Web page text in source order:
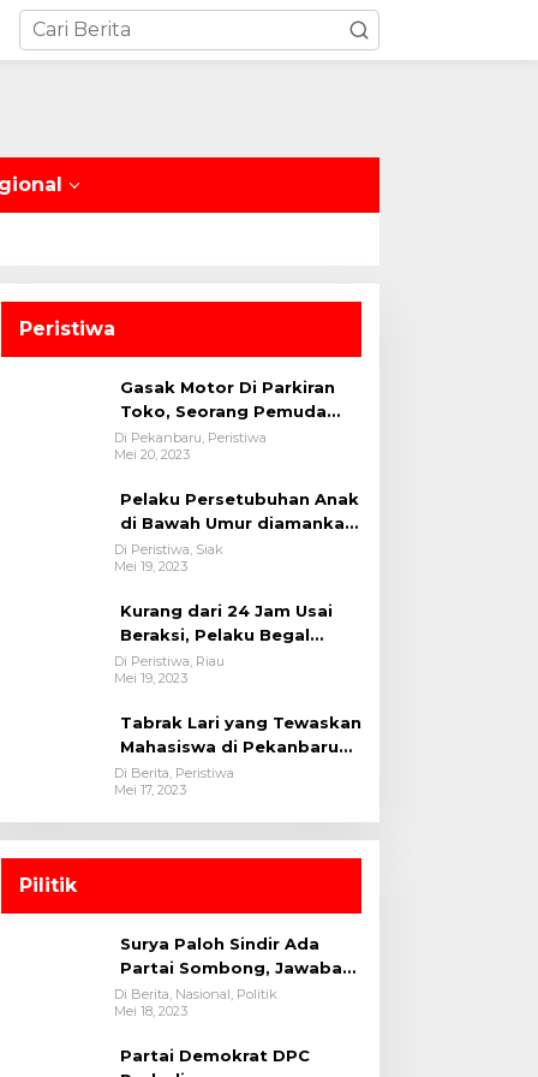
Peristiwa
Gasak Motor Di Parkiran
Toko, Seorang Pemuda
Diamankan Polsek Bukit
Raya
Di Pekanbaru, Peristiwa
Mei 20, 2023
Pelaku Persetubuhan Anak
di Bawah Umur diamankan
oleh tim Opsnal Polsek
Tualang-Polres Siak-Polda
Di Peristiwa, Siak
Mei 19, 2023
Kurang dari 24 Jam Usai
Beraksi, Pelaku Begal
Berhasil Di Bekuk
Satreskrim Polres
Di Peristiwa, Riau
Mei 19, 2023
Tabrak Lari yang Tewaskan
Mahasiswa di Pekanbaru
Ditangkap Polisi
Di Berita, Peristiwa
Mei 17, 2023
Pilitik
Surya Paloh Sindir Ada
Partai Sombong, Jawaban
Megawati
Di Berita, Nasional, Politik
Mei 18, 2023
Partai Demokrat DPC